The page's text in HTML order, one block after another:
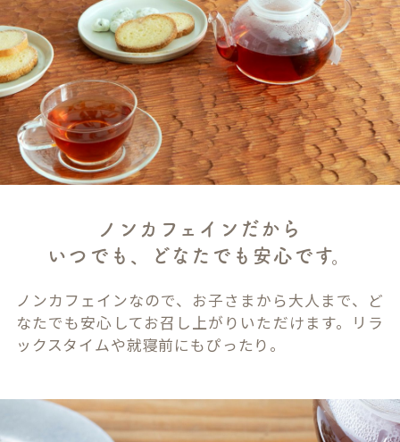
ノンカフェインだから
いつでも、どなたでも安心です。
ノンカフェインなので、お子さまから大人まで、ど
なたでも安心してお召し上がりいただけます。リラ
ックスタイムや就寝前にもぴったり。